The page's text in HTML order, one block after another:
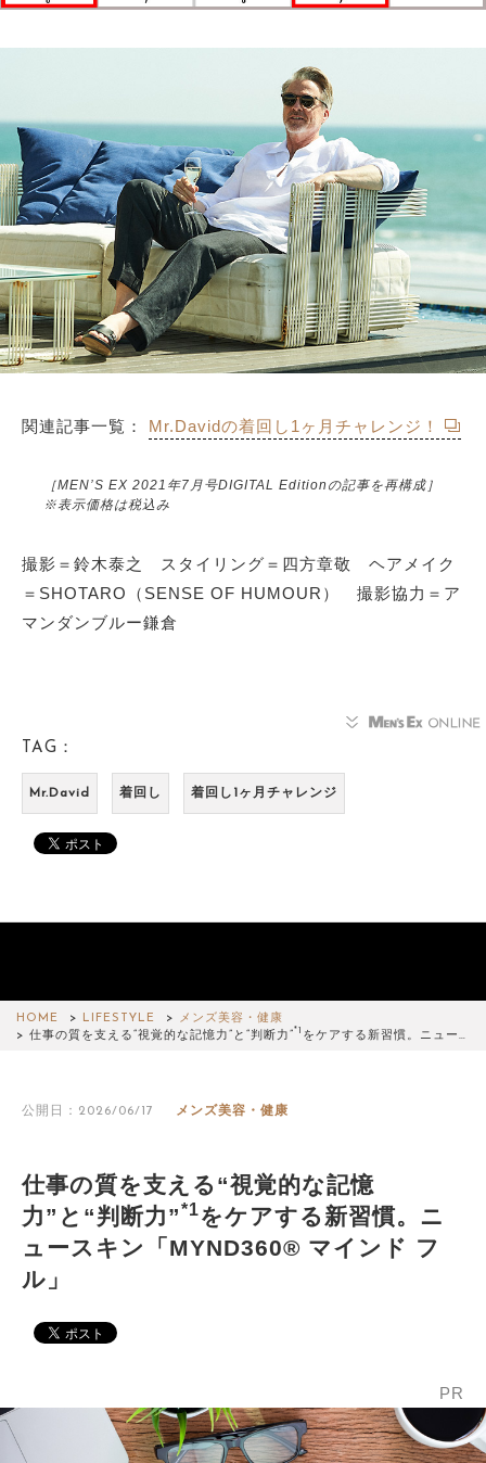
関連記事一覧： Mr.Davidの着回し1ヶ月チャレンジ！
［MEN’S EX 2021年7月号DIGITAL Editionの記事を再構成］
※表示価格は税込み
撮影＝鈴木泰之 スタイリング＝四方章敬 ヘアメイク
＝SHOTARO（SENSE OF HUMOUR） 撮影協力＝ア
マンダンブルー鎌倉
TAG：
Mr.David 着回し 着回し1ヶ月チャレンジ
HOME LIFESTYLE
メンズ美容・健康
仕事の質を支える“視覚的な記憶力”と“判断力”*1 をケアする新習慣。ニュー…
公開日：2026/06/17 メンズ美容・健康
仕事の質を支える“視覚的な記憶
力”と“判断力”*1をケアする新習慣。ニ
ュースキン「MYND360® マインド フ
ル」
PR